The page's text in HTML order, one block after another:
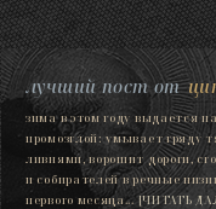
лучший пост от
зима в этом году выдается
промозглой: умывает гряду
ливнями, ворошит дороги,
и собирателей в речные
первого месяца...[ЧИТАТЬ